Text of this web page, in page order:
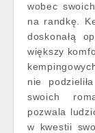
wobec
na randkę.
doskonałą
większy
nie
swoich
pozwala
w kwestii